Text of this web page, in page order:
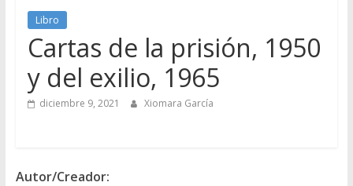
Libro
Cartas de la prisión, 1950
y del exilio, 1965
diciembre 9, 2021 Xiomara García
Autor/Creador: